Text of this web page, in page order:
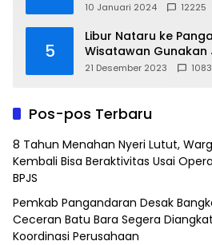
10 Januari 2024 12225
5
Libur Nataru ke
Wisatawan Gunakan
21 Desember 2023
Pos-pos Terbaru
8 Tahun Menahan Nyeri Lutut,
Kembali Bisa Beraktivitas Usai
BPJS
Pemkab Pangandaran Desak
Ceceran Batu Bara Segera
Koordinasi Perusahaan